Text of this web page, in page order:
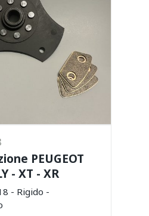
PEUGEOT
- XT - XR
- Rigido -